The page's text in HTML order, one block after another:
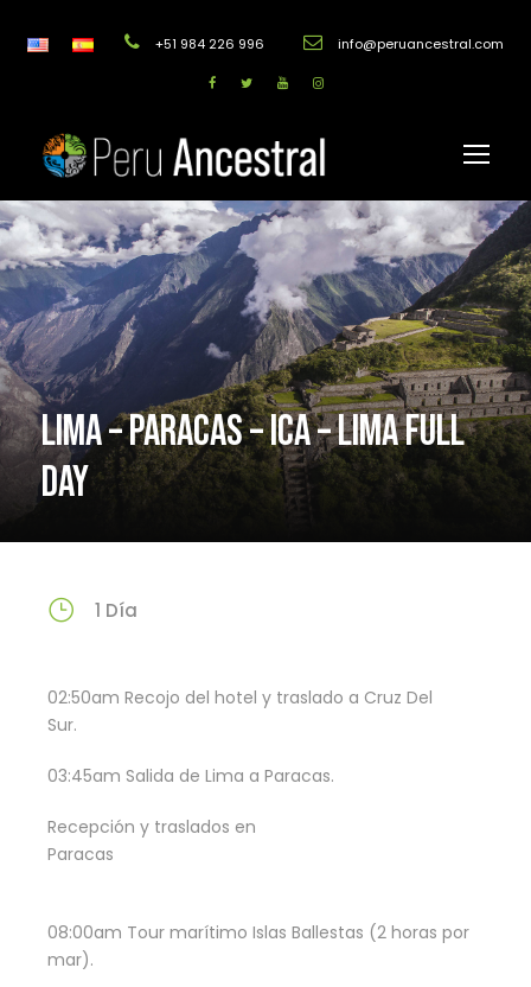
+51 984 226 996 info@peruancestral.com
LIMA – PARACAS – ICA – LIMA FULL
DAY
1 Día
02:50am Recojo del hotel y traslado a Cruz Del
Sur.
03:45am Salida de Lima a Paracas.
Recepción y traslados en
Paracas
08:00am Tour marítimo Islas Ballestas (2 horas por
mar).